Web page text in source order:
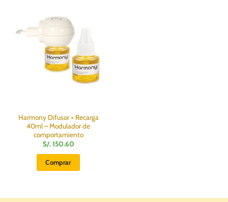
Harmony Difusor + Recarga
40ml – Modulador de
comportamiento
S/.150.60
Comprar